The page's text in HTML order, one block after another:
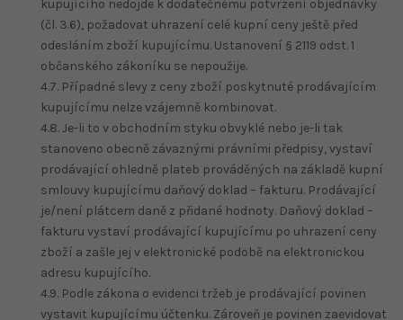
kupujícího nedojde k dodatečnému potvrzení objednávky
(čl. 3.6), požadovat uhrazení celé kupní ceny ještě před
odesláním zboží kupujícímu. Ustanovení § 2119 odst. 1
občanského zákoníku se nepoužije.
4.7. Případné slevy z ceny zboží poskytnuté prodávajícím
kupujícímu nelze vzájemně kombinovat.
4.8. Je-li to v obchodním styku obvyklé nebo je-li tak
stanoveno obecně závaznými právními předpisy, vystaví
prodávající ohledně plateb prováděných na základě kupní
smlouvy kupujícímu daňový doklad – fakturu. Prodávající
je/není plátcem daně z přidané hodnoty. Daňový doklad –
fakturu vystaví prodávající kupujícímu po uhrazení ceny
zboží a zašle jej v elektronické podobě na elektronickou
adresu kupujícího.
4.9. Podle zákona o evidenci tržeb je prodávající povinen
vystavit kupujícímu účtenku. Zároveň je povinen zaevidovat